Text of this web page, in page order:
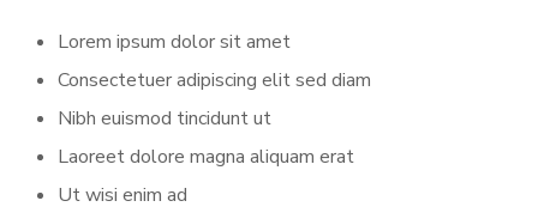
Lorem ipsum dolor sit amet
Consectetuer adipiscing elit sed diam
Nibh euismod tincidunt ut
Laoreet dolore magna aliquam erat
Ut wisi enim ad